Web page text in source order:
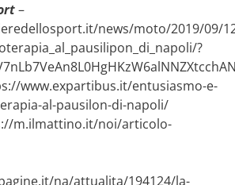
–
news/moto/2019/09/
?
www.expartibus.it/entusiasmo-e-
al-pausilon-di-napoli/
m.ilmattino.it/noi/articolo-
na/attualita/194124/la-